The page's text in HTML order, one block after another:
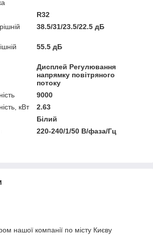
R32
38.5/31/23.5/22.5 дБ
55.5 дБ
Дисплей Регулювання
напрямку повітряного
потоку
9000
кВт
2.63
Білий
220-240/1/50 В/фаза/Гц
нашої компанії по місту Києву